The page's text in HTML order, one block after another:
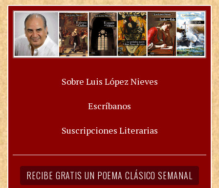
Sobre Luis López Nieves
Escríbanos
Suscripciones Literarias
RECIBE GRATIS UN POEMA CLÁSICO SEMANAL